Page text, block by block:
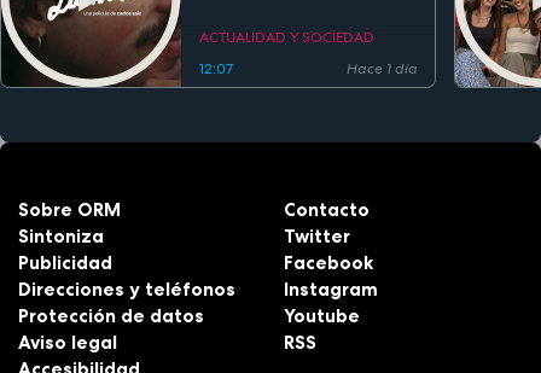
estreno
ACTUALIDAD Y SOCIEDAD
12:07
Hace 1 día
Sobre ORM
Sintoniza
Publicidad
Direcciones y teléfonos
Protección de datos
Aviso legal
Contacto
Twitter
Facebook
Instagram
Youtube
RSS